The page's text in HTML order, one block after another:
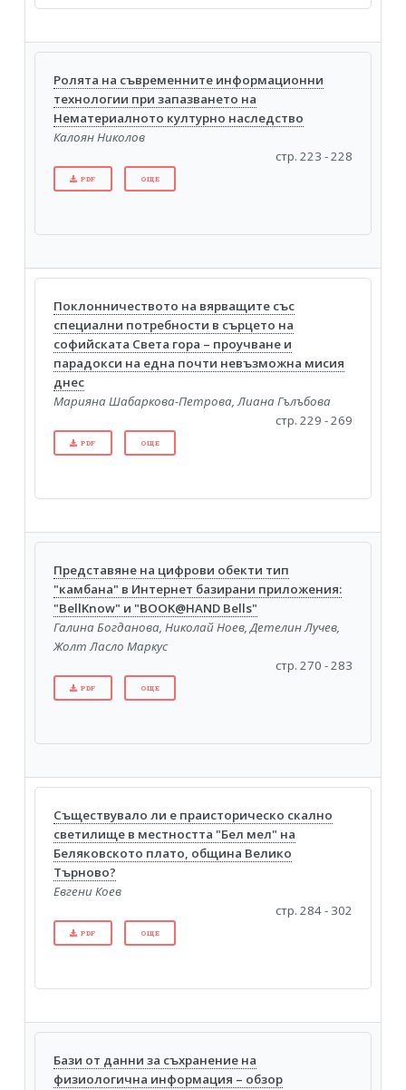
Ролята на съвременните информационни
технологии при запазването на
Нематериалното културно наследство
Калоян Николов
стр. 223 - 228
PDF ОЩЕ
Поклонничеството на вярващите със
специални потребности в сърцето на
софийската Света гора – проучване и
парадокси на една почти невъзможна мисия
днес
Марияна Шабаркова-Петрова, Лиана Гълъбова
стр. 229 - 269
PDF ОЩЕ
Представяне на цифрови обекти тип
"камбана" в Интернет базирани приложения:
"BellKnow" и "BOOK@HAND Bells"
Галина Богданова, Николай Ноев, Детелин Лучев,
Жолт Ласло Маркус
стр. 270 - 283
PDF ОЩЕ
Съществувало ли е праисторическо скално
светилище в местността "Бел мел" на
Беляковското плато, община Велико
Търново?
Евгени Коев
стр. 284 - 302
PDF ОЩЕ
Бази от данни за съхранение на
физиологична информация – обзор